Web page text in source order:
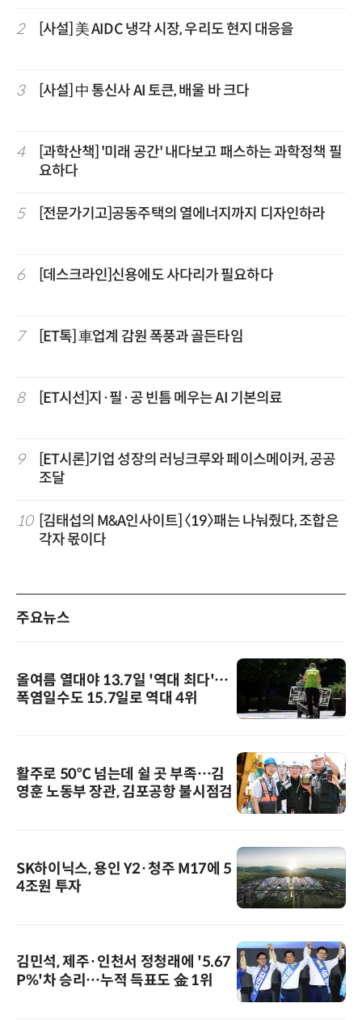
2 [사설] 美 AIDC 냉각 시장, 우리도 현지 대응을
3 [사설] 中 통신사 AI 토큰, 배울 바 크다
4
[과학산책] '미래 공간' 내다보고 패스하는 과학정책 필
요하다
5 [전문가기고]공동주택의 열에너지까지 디자인하라
6 [데스크라인]신용에도 사다리가 필요하다
7 [ET톡] 車업계 감원 폭풍과 골든타임
8 [ET시선]지·필·공 빈틈 메우는 AI 기본의료
9
[ET시론]기업 성장의 러닝크루와 페이스메이커, 공공
조달
10
[김태섭의 M&A인사이트] 〈19〉패는 나눠줬다, 조합은
각자 몫이다
주요뉴스
올여름 열대야 13.7일 '역대 최다'…
폭염일수도 15.7일로 역대 4위
활주로 50℃ 넘는데 쉴 곳 부족…김
영훈 노동부 장관, 김포공항 불시점검
SK하이닉스, 용인 Y2·청주 M17에 5
4조원 투자
김민석, 제주·인천서 정청래에 '5.67
P%'차 승리…누적 득표도 金 1위